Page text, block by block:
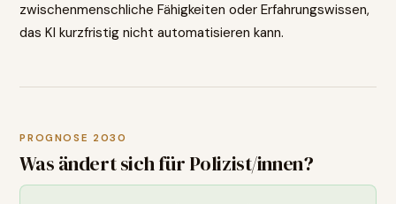
zwischenmenschliche Fähigkeiten oder Erfahrungswissen,
das KI kurzfristig nicht automatisieren kann.
PROGNOSE 2030
Was ändert sich für Polizist/innen?